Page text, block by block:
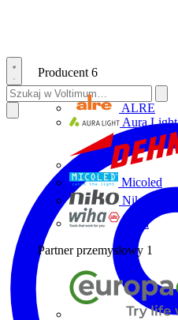
Producent 6
ALRE
Aura Light
Micoled
Niko
Wiha
Partner przemysłowy 1